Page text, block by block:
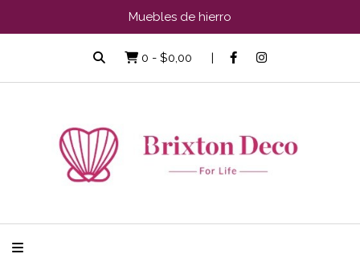
Muebles de hierro
0 - $0,00